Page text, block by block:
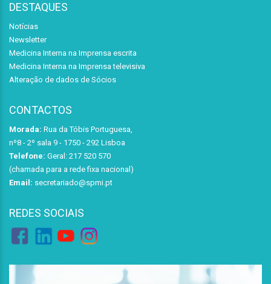
DESTAQUES
Notícias
Newsletter
Medicina Interna na Imprensa escrita
Medicina Interna na Imprensa televisiva
Alteração de dados de Sócios
CONTACTOS
Morada: Rua da Tóbis Portuguesa,
nº8 - 2º sala 9 - 1750 - 292 Lisboa
Telefone: Geral: 217 520 570
(chamada para a rede fixa nacional)
Email: secretariado@spmi.pt
REDES SOCIAIS